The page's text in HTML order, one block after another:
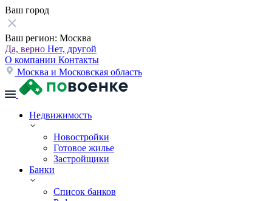
Ваш город
Ваш регион: Москва
Да, верно Нет, другой
О компании Контакты
Москва и Московская область
Недвижимость
Новостройки
Готовое жилье
Застройщики
Банки
Список банков